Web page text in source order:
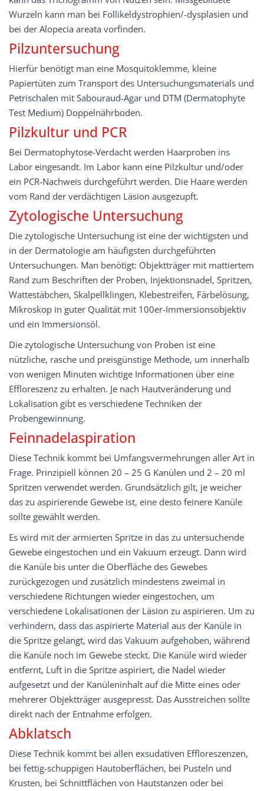
Wurzeln kann man bei Follikeldystrophien/-dysplasien und
bei der Alopecia areata vorfinden.
Pilzuntersuchung
Hierfür benötigt man eine Mosquitoklemme, kleine
Papiertüten zum Transport des Untersuchungsmaterials und
Petrischalen mit Sabouraud-Agar und DTM (Dermatophyte
Test Medium) Doppelnährboden.
Pilzkultur und PCR
Bei Dermatophytose-Verdacht werden Haarproben ins
Labor eingesandt. Im Labor kann eine Pilzkultur und/oder
ein PCR-Nachweis durchgeführt werden. Die Haare werden
vom Rand der verdächtigen Läsion ausgezupft.
Zytologische Untersuchung
Die zytologische Untersuchung ist eine der wichtigsten und
in der Dermatologie am häufigsten durchgeführten
Untersuchungen. Man benötigt: Objektträger mit mattiertem
Rand zum Beschriften der Proben, Injektionsnadel, Spritzen,
Wattestäbchen, Skalpellklingen, Klebestreifen, Färbelösung,
Mikroskop in guter Qualität mit 100er-Immersionsobjektiv
und ein Immersionsöl.
Die zytologische Untersuchung von Proben ist eine
nützliche, rasche und preisgünstige Methode, um innerhalb
von wenigen Minuten wichtige Informationen über eine
Effloreszenz zu erhalten. Je nach Hautveränderung und
Lokalisation gibt es verschiedene Techniken der
Probengewinnung.
Feinnadelaspiration
Diese Technik kommt bei Umfangsvermehrungen aller Art in
Frage. Prinzipiell können 20 – 25 G Kanülen und 2 – 20 ml
Spritzen verwendet werden. Grundsätzlich gilt, je weicher
das zu aspirierende Gewebe ist, eine desto feinere Kanüle
sollte gewählt werden.
Es wird mit der armierten Spritze in das zu untersuchende
Gewebe eingestochen und ein Vakuum erzeugt. Dann wird
die Kanüle bis unter die Oberfläche des Gewebes
zurückgezogen und zusätzlich mindestens zweimal in
verschiedene Richtungen wieder eingestochen, um
verschiedene Lokalisationen der Läsion zu aspirieren. Um zu
verhindern, dass das aspirierte Material aus der Kanüle in
die Spritze gelangt, wird das Vakuum aufgehoben, während
die Kanüle noch im Gewebe steckt. Die Kanüle wird wieder
entfernt, Luft in die Spritze aspiriert, die Nadel wieder
aufgesetzt und der Kanüleninhalt auf die Mitte eines oder
mehrerer Objektträger ausgepresst. Das Ausstreichen sollte
direkt nach der Entnahme erfolgen.
Abklatsch
Diese Technik kommt bei allen exsudativen Effloreszenzen,
bei fettig-schuppigen Hautoberflächen, bei Pusteln und
Krusten, bei Schnittflächen von Hautstanzen oder bei